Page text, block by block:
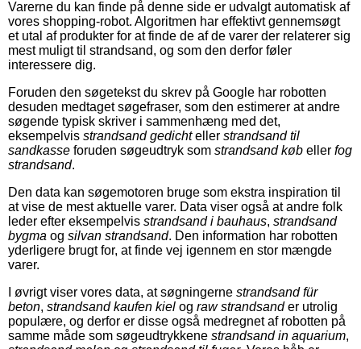
Varerne du kan finde på denne side er udvalgt automatisk af
vores shopping-robot. Algoritmen har effektivt gennemsøgt
et utal af produkter for at finde de af de varer der relaterer sig
mest muligt til strandsand, og som den derfor føler
interessere dig.
Foruden den søgetekst du skrev på Google har robotten
desuden medtaget søgefraser, som den estimerer at andre
søgende typisk skriver i sammenhæng med det,
eksempelvis strandsand gedichteller strandsand til
sandkasse foruden søgeudtryk som strandsand køb eller fog
strandsand.
Den data kan søgemotoren bruge som ekstra inspiration til
at vise de mest aktuelle varer. Data viser også at andre folk
leder efter eksempelvis strandsand i bauhaus, strandsand
bygma og silvan strandsand. Den information har robotten
yderligere brugt for, at finde vej igennem en stor mængde
varer.
I øvrigt viser vores data, at søgningerne strandsand für
beton, strandsand kaufen kiel og raw strandsander utrolig
populære, og derfor er disse også medregnet af robotten på
samme måde som søgeudtrykkene strandsand in aquarium,